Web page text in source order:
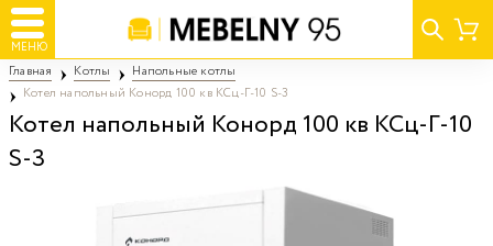
МЕНЮ
Главная Котлы
Напольные котлы
Котел напольный Конорд 100 кв КСц-Г-10 S-3
Котел напольный Конорд 100 кв КСц-Г-10
S-3